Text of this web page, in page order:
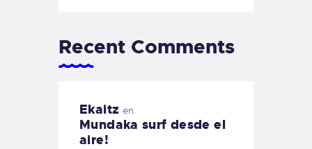
Recent Comments
Ekaitz en
Mundaka surf desde el
aire!